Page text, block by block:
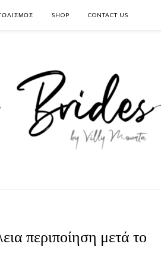
SHOP CONTACT US
περιποίηση μετά το